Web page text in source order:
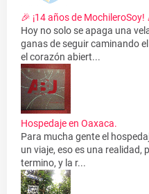
🎉 ¡14 años de MochileroSoy!
Hoy no solo se apaga una
ganas de seguir caminando
el corazón abiert...
Hospedaje en Oaxaca.
Para mucha gente el
un viaje, eso es una realidad,
termino, y la r...